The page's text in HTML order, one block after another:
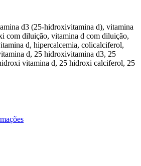
d3 (25-hidroxivitamina d), vitamina
com diluição, vitamina d com diluição,
d, hipercalcemia, colicalciferol,
d, 25 hidroxivitamina d3, 25
vitamina d, 25 hidroxi calciferol, 25